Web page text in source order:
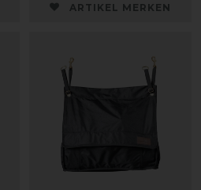
ARTIKEL MERKEN